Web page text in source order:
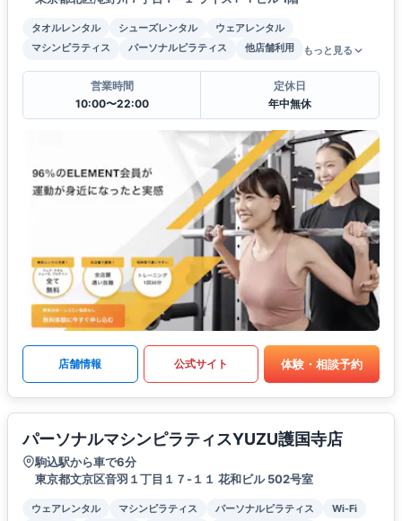
タオルレンタル シューズレンタル
ウェアレンタル
マシンピラティス
パーソナルピラティス 他店舗利用 もっと見る
営業時間
10:00〜22:00
定休日
年中無休
店舗情報 公式サイト 体験・相談予約
パーソナルマシンピラティスYUZU護国寺店
駒込駅から車で6分
東京都文京区音羽１丁目１７-１１ 花和ビル 502号室
ウェアレンタル マシンピラティス パーソナルピラティス
Wi-Fi